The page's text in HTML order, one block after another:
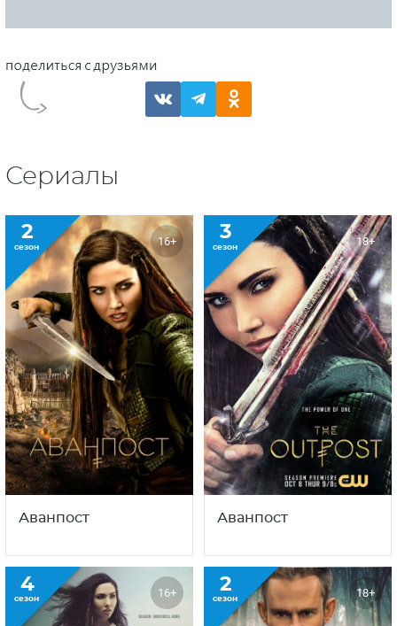
Сериалы
2
сезон 16+
Аванпост
3
сезон 18+
Аванпост
4
сезон 16+ 2
сезон 18+